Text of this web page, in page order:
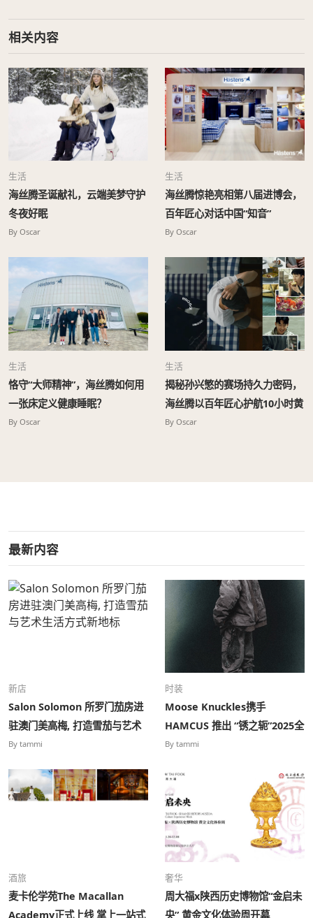
相关内容
生活
海丝腾圣诞献礼，云端美梦守护
冬夜好眠
By Oscar
生活
海丝腾惊艳亮相第八届进博会，
百年匠心对话中国“知音”
By Oscar
生活
恪守“大师精神”，海丝腾如何用
一张床定义健康睡眠？
By Oscar
生活
揭秘孙兴慜的赛场持久力密码，
海丝腾以百年匠心护航10小时黄
金睡眠
By Oscar
最新内容
新店
Salon Solomon 所罗门茄房进
驻澳门美高梅, 打造雪茄与艺术
生活方式新地标
By tammi
时装
Moose Knuckles携手
HAMCUS 推出 “锈之轭”2025全
新联名系列新品发布
By tammi
酒旅
麦卡伦学苑The Macallan
Academy正式上线 掌上一站式
奢华
周大福x陕西历史博物馆“金启未
央” 黄金文化体验周开幕